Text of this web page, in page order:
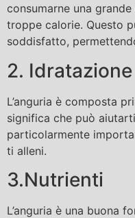
consumarne una
troppe calorie. Questo
soddisfatto,
2. Idratazione
L’anguria è composta
significa che può
particolarmente
ti alleni.
3.Nutrienti
L’anguria è una buona